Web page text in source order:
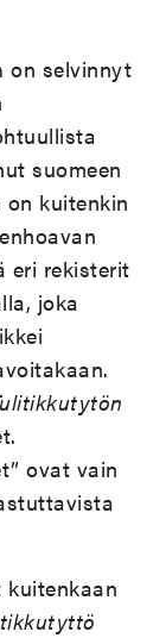
on selvinnyt
suomeen
kuitenkin
eri rekisterit
joka
ovat vain